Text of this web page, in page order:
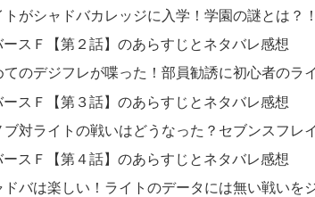
トがシャドバカレッジに入学！学園の謎とは？！
ースＦ【第２話】のあらすじとネタバレ感想
てのデジフレが喋った！部員勧誘に初心者のラ
ースＦ【第３話】のあらすじとネタバレ感想
ブ対ライトの戦いはどうなった？セブンスフレ
ースＦ【第４話】のあらすじとネタバレ感想
ドバは楽しい！ライトのデータには無い戦いを